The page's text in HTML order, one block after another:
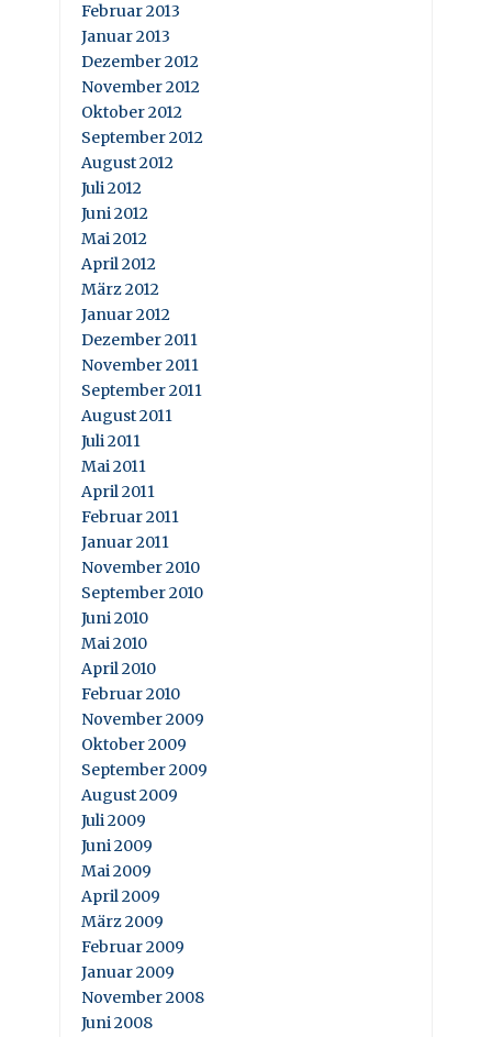
Februar 2013
Januar 2013
Dezember 2012
November 2012
Oktober 2012
September 2012
August 2012
Juli 2012
Juni 2012
Mai 2012
April 2012
März 2012
Januar 2012
Dezember 2011
November 2011
September 2011
August 2011
Juli 2011
Mai 2011
April 2011
Februar 2011
Januar 2011
November 2010
September 2010
Juni 2010
Mai 2010
April 2010
Februar 2010
November 2009
Oktober 2009
September 2009
August 2009
Juli 2009
Juni 2009
Mai 2009
April 2009
März 2009
Februar 2009
Januar 2009
November 2008
Juni 2008